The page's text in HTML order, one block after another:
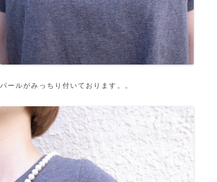
パールがみっちり付いております。。